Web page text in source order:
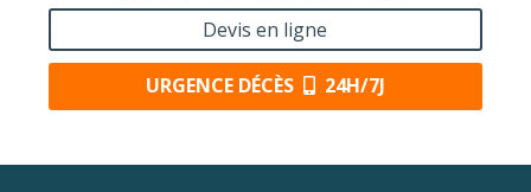
Devis en ligne
URGENCE DÉCÈS 24H/7J